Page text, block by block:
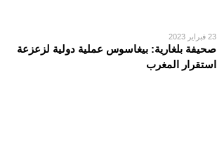
23 فبراير 2023
صحيفة بلغارية: بيغاسوس عملية دولية لزعزعة
استقرار المغرب